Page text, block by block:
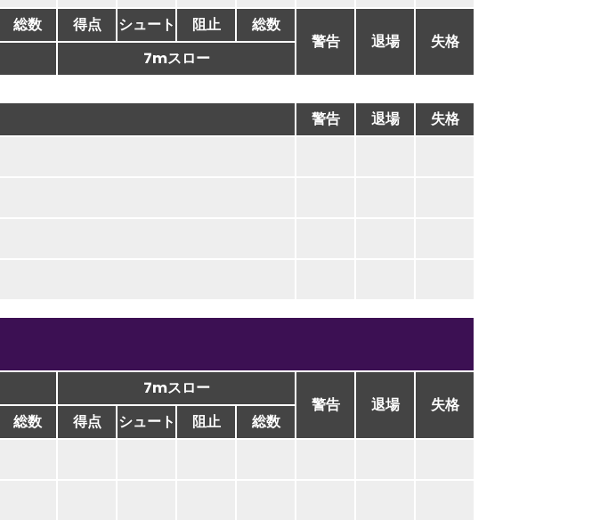
総数 得点 シュート 阻止
総数
警告
退場
失格
7mスロー
警告 退場
失格
7mスロー
警告
退場
失格
総数 得点 シュート 阻止
総数